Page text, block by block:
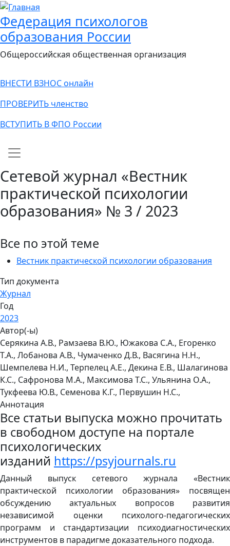
Федерация психологов
образования России
Общероссийская общественная организация
ВНЕСТИ ВЗНОС онлайн
ПРОВЕРИТЬ членство
ВСТУПИТЬ В ФПО России
Main navigation
Сетевой журнал «Вестник
практической психологии
образования» № 3 / 2023
Все по этой теме
Вестник практической психологии образования
Тип документа
Журнал
Год
2023
Автор(-ы)
Серякина А.В., Рамзаева В.Ю., Южакова С.А., Егоренко
Т.А., Лобанова А.В., Чумаченко Д.В., Васягина Н.Н.,
Шемпелева Н.И., Терпелец А.Е., Декина Е.В., Шалагинова
К.С., Сафронова М.А., Максимова Т.С., Ульянина О.А.,
Тукфеева Ю.В., Семенова К.Г., Первушин Н.С.,
Аннотация
Все статьи выпуска можно прочитать
в свободном доступе на портале
психологических
изданий https://psyjournals.ru
Данный выпуск сетевого журнала «Вестник
практической психологии образования» посвящен
обсуждению актуальных вопросов развития
независимой оценки психолого-педагогических
программ и стандартизации психодиагностических
инструментов в парадигме доказательного подхода.